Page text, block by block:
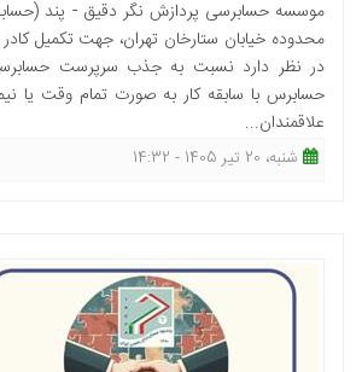
موسسه حسابرسی پردازش نگر دقیق - پند
محدوده خیابان ستارخان تهران، جهت تکمیل
در نظر دارد نسبت به جذب سرپرست
حسابرس با سابقه کار به صورت تمام وقت یا
علاقمندان...
شنبه، 20 تیر 1405 - 14:32